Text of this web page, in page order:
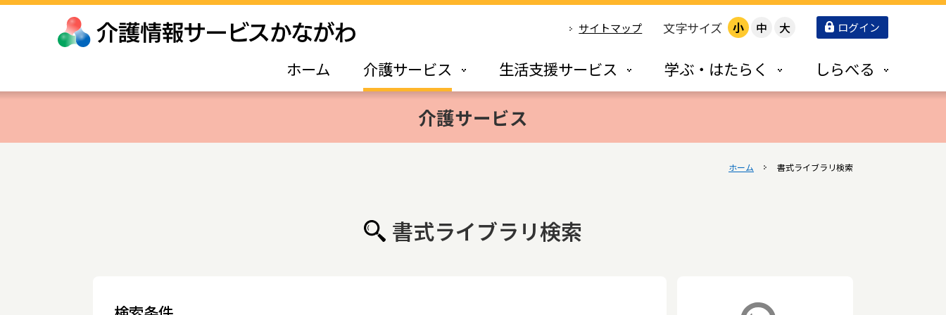
サイトマップ 文字サイズ 小 中 大 ログイン
ホーム 介護サービス 生活支援サービス 学ぶ・はたらく しらべる
介護サービス
ホーム 書式ライブラリ検索
書式ライブラリ検索